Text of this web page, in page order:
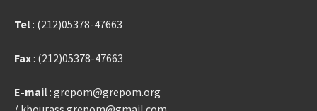
Tel: (212)05378-47663
Fax: (212)05378-47663
E-mail: grepom@grepom.org